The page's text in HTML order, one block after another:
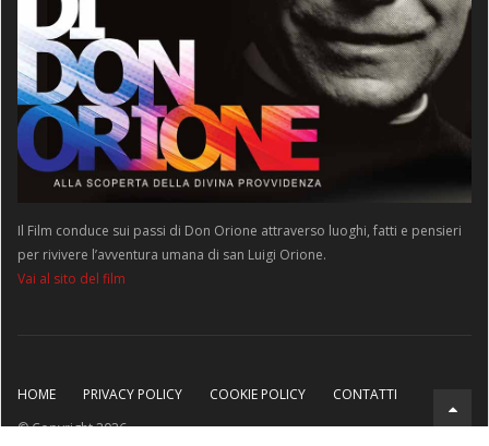
Il Film conduce sui passi di Don Orione attraverso luoghi, fatti e pensieri
per rivivere l’avventura umana di san Luigi Orione.
Vai al sito del film
HOME PRIVACY POLICY COOKIE POLICY
CONTATTI
© Copyright 2026